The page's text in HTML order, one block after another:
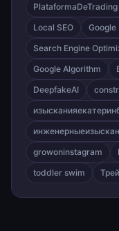
PlataformaDeTrading
Local SEO
Google
Search Engine
Google Algorithm
DeepfakeAI
growoninstagram
toddler swim